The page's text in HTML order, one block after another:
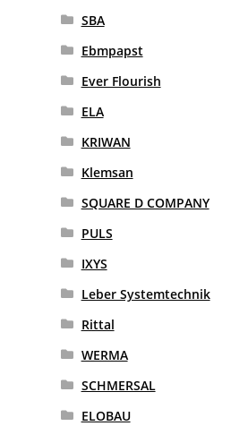
SBA
Ebmpapst
Ever Flourish
ELA
KRIWAN
Klemsan
SQUARE D COMPANY
PULS
IXYS
Leber Systemtechnik
Rittal
WERMA
SCHMERSAL
ELOBAU